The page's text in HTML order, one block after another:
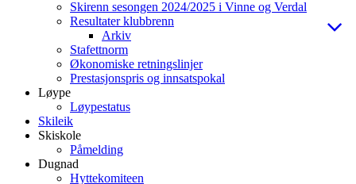
Skirenn sesongen 2024/2025 i Vinne og Verdal
Resultater klubbrenn
Arkiv
Stafettnorm
Økonomiske retningslinjer
Prestasjonspris og innsatspokal
Løype
Løypestatus
Skileik
Skiskole
Påmelding
Dugnad
Hyttekomiteen